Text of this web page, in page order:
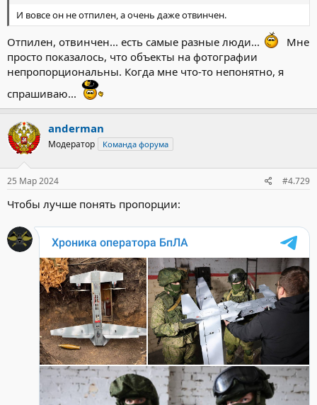
И вовсе он не отпилен, а очень даже отвинчен.
Oтпилен, отвинчен... есть самые разные люди...
Мне
просто показалось, что объекты на фотографии
непропорциональны. Когда мне что-то непонятно, я
спрашиваю...
anderman
Модератор Команда форума
25 Мар 2024 #4.729
Чтобы лучше понять пропорции: